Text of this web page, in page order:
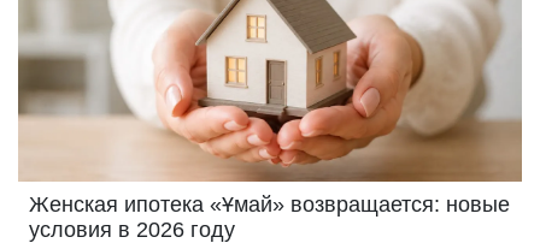
Женская ипотека «Ұмай» возвращается: новые
условия в 2026 году